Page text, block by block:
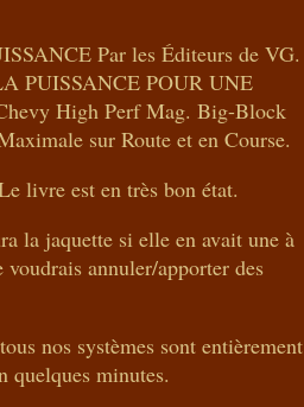
Par les Éditeurs de VG.
PUISSANCE POUR UNE
High Perf Mag. Big-Block
sur Route et en Course.
livre est en très bon état.
la jaquette si elle en avait une à
annuler/apporter des
nos systèmes sont entièrement
quelques minutes.